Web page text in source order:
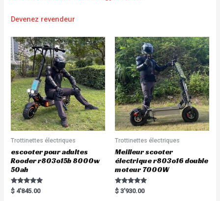
Devenez revendeur
Trottinettes électriques
escooter pour adultes
Rooder r803o15b 8000w
50ah
Rated
5.00
$ 4'845.00
Trottinettes électriques
Meilleur scooter
électrique r803o16 double
moteur 7000W
Rated
5.00
$ 3'930.00